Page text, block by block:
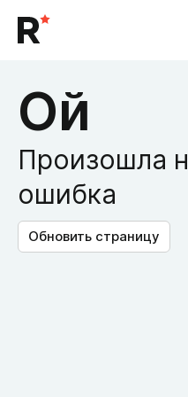
Ой
Произошла
ошибка
Обновить страницу